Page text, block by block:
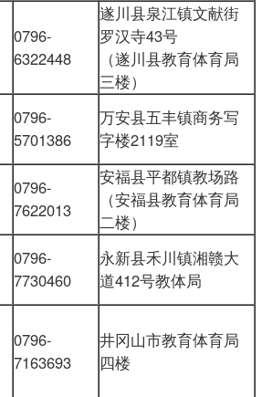
0796-
6322448
遂川县泉江镇文献街
罗汉寺43号
（遂川县教育体育局
三楼）
0796-
5701386
万安县五丰镇商务写
字楼2119室
0796-
7622013
安福县平都镇教场路
（安福县教育体育局
二楼）
0796-
7730460
永新县禾川镇湘赣大
道412号教体局
0796-
7163693
井冈山市教育体育局
四楼